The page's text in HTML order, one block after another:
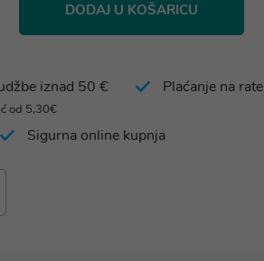
DODAJ U KOŠARICU
iznad 50 €
od 5,30€
Plaćanje na rate
Sigurna online kupnja